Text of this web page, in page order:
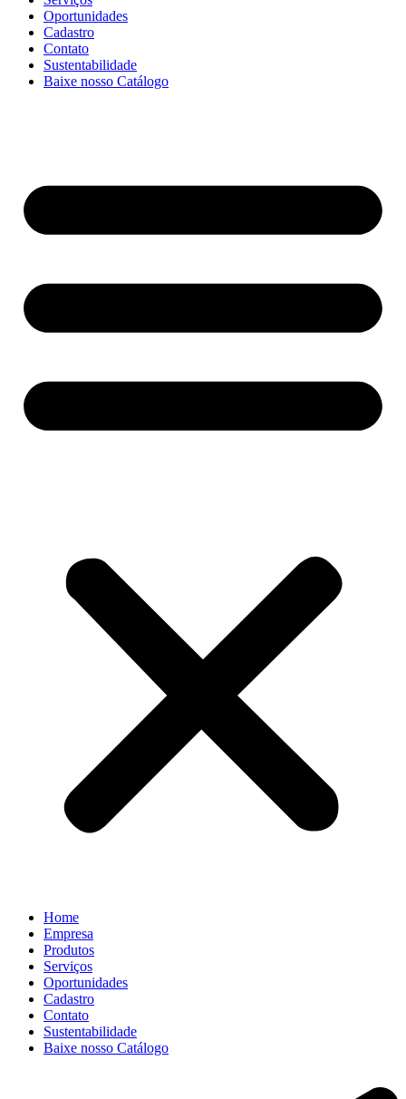
Oportunidades
Cadastro
Contato
Sustentabilidade
Baixe nosso Catálogo
Home
Empresa
Produtos
Serviços
Oportunidades
Cadastro
Contato
Sustentabilidade
Baixe nosso Catálogo